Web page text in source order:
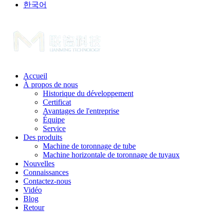
한국어
Accueil
À propos de nous
Historique du développement
Certificat
Avantages de l'entreprise
Équipe
Service
Des produits
Machine de toronnage de tube
Machine horizontale de toronnage de tuyaux
Nouvelles
Connaissances
Contactez-nous
Vidéo
Blog
Retour